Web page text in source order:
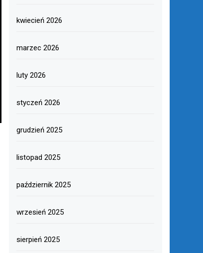
kwiecień 2026
marzec 2026
luty 2026
styczeń 2026
grudzień 2025
listopad 2025
październik 2025
wrzesień 2025
sierpień 2025